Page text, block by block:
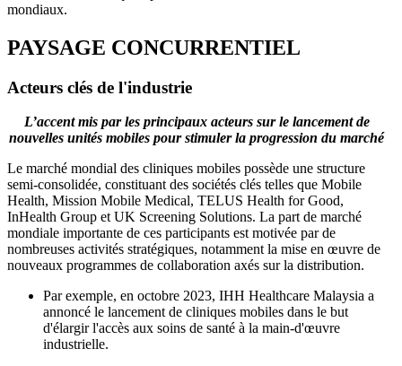
mondiaux.
PAYSAGE CONCURRENTIEL
Acteurs clés de l'industrie
L’accent mis par les principaux acteurs sur le lancement de
nouvelles unités mobiles pour stimuler la progression du marché
Le marché mondial des cliniques mobiles possède une structure
semi-consolidée, constituant des sociétés clés telles que Mobile
Health, Mission Mobile Medical, TELUS Health for Good,
InHealth Group et UK Screening Solutions. La part de marché
mondiale importante de ces participants est motivée par de
nombreuses activités stratégiques, notamment la mise en œuvre de
nouveaux programmes de collaboration axés sur la distribution.
Par exemple, en octobre 2023, IHH Healthcare Malaysia a
annoncé le lancement de cliniques mobiles dans le but
d'élargir l'accès aux soins de santé à la main-d'œuvre
industrielle.